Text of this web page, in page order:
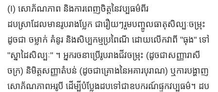
(I) សោភ័ណភាព និងការពេញចិត្តនៃវប្បធម៌ពីរ
ដបស្រាដែលមានរូបរាងប្លែក ជារឿយៗរួមបញ្ចូលធាតុសិល្បៈចម្រុះ
ដូចជា ចម្លាក់ គំនូរ និងសិប្បកម្មប្រពៃណី ដោយលើកវាពី "ធុង" ទៅ
"ស្នាដៃសិល្បៈ" ។ អ្នករចនាប្រើរូបរាងជីវចម្រុះ (ដូចជាសញ្ញារាសី
ចក្រ) និមិត្តសញ្ញាតំបន់ (ដូចជាគ្រោងនៃអគារបុរាណ) ឬការបង្ហាញ
សោភ័ណភាពអរូបី ដើម្បីបំប្លែងដបទៅជាឧបករណ៍ផ្ទុកវប្បធម៌។ ដប